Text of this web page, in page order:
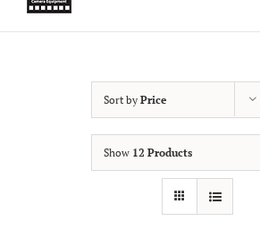
Sort by Price
Show 12 Products